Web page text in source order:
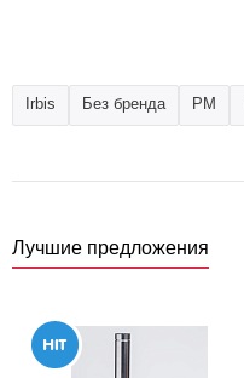
Irbis Без бренда РМ
Лучшие предложения